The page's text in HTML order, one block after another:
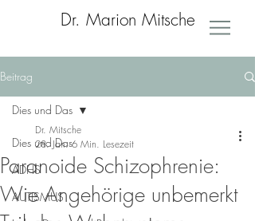
Dr. Marion Mitsche
Beitrag
Dies und Das
ADHS
AUTISMUS
Dies und Das
Paranoide Schizophrenie:
Wie Angehörige unbemerkt
Dr. Mitsche
28. Jan. 6 Min. Lesezeit